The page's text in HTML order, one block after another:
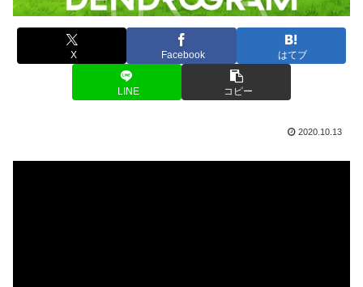
X Facebook はてブ
LINE コピー
2020.10.13